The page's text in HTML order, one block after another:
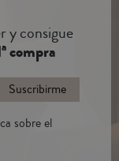
y consigue
compra
Suscribirme
sobre el